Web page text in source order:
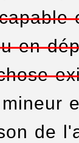
en
de